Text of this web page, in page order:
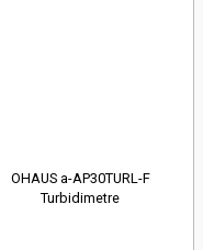
OHAUS a-AP30TURL-F
Turbidimetre